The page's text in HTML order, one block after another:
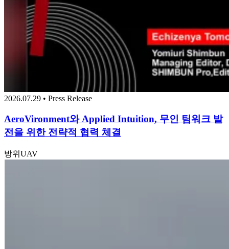
2026.07.29 • Press Release
AeroVironment와 Applied Intuition, 무인 팀워크 발
전을 위한 전략적 협력 체결
방위 UAV